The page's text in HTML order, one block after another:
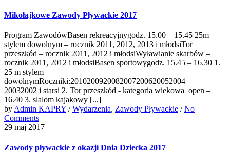
Mikołajkowe Zawody Pływackie 2017
Program ZawodówBasen rekreacyjnygodz. 15.00 – 15.45 25m
stylem dowolnym – rocznik 2011, 2012, 2013 i młodsiTor
przeszkód – rocznik 2011, 2012 i młodsiWyławianie skarbów –
rocznik 2011, 2012 i młodsiBasen sportowygodz. 15.45 – 16.30 1.
25 m stylem
dowolnymRoczniki:2010200920082007200620052004 –
20032002 i starsi 2. Tor przeszkód - kategoria wiekowa open –
16.40 3. slalom kajakowy [...]
byAdmin KAPRY /Wydarzenia, Zawody Pływackie /No
Comments
29 maj 2017
Zawody pływackie z okazji Dnia Dziecka 2017